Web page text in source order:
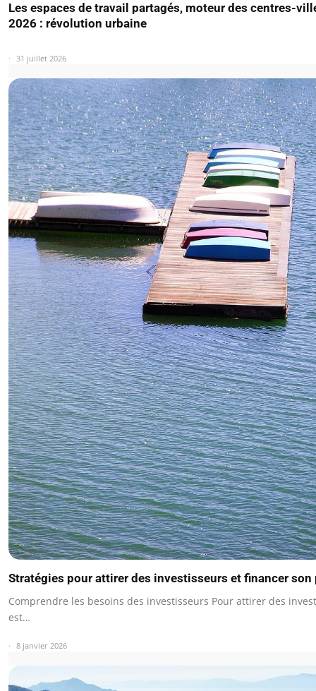
Les espaces de travail partagés, moteur des centres-
2026 : révolution urbaine
31 juillet 2026
Stratégies pour attirer des investisseurs et financer son
Comprendre les besoins des investisseurs Pour attirer des
est…
8 janvier 2026